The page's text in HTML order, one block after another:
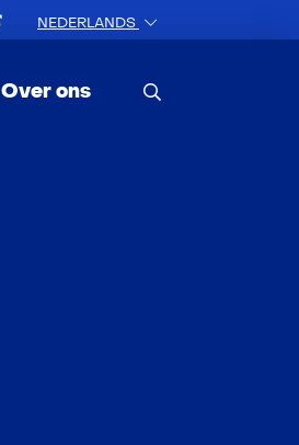
NEDERLANDS
Over ons